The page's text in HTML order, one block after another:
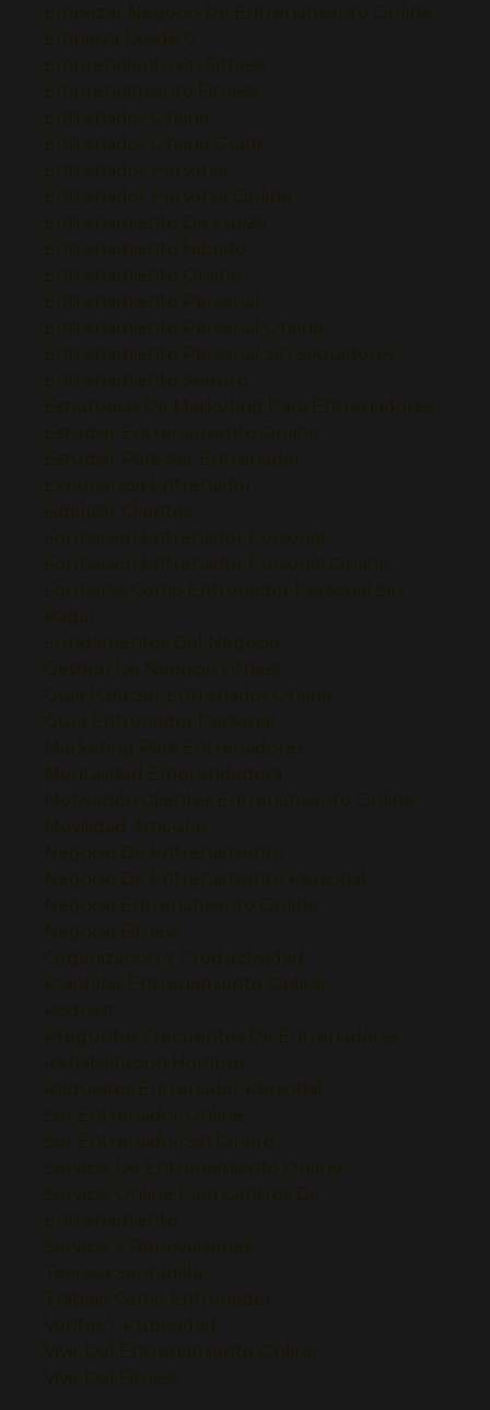
Empezar Negocio De Entrenamiento Online
Empieza Desde 0
Emprendiento En Fitness
Emprendimiento Fitness
Entrenador Online
Entrenador Online Gratis
Entrenador Personal
Entrenador Personal Online
Entrenamiento De Fueza
Entrenamiento Hibrido
Entrenamiento Online
Entrenamiento Personal
Entrenamiento Personal Online
Entrenamiento Personal Sin Seguidores
Entrenamiento Seguro
Estrategias De Marketing Para Entrenadores
Estudiar Entrenamiento Online
Estudiar Para Ser Entrenador
Experiencia Entrenador
Fidelizar Clientes
Formación Entrenador Personal
Formación Entrenador Personal Online
Formarse Como Entrenador Personal Sin
Pagar
Fundamentos Del Negocio
Gestión De Negocio Fitness
Guia Para Ser Entrenador Online
Guía Entrenador Personal
Marketing Para Entrenadores
Mentalidad Emprendedora
Motivación Clientes Entrenamiento Online
Movilidad Articular
Negocio De Entrenamiento
Negocio De Entrenamiento Personal
Negocio Entrenamiento Online
Negocio Fitness
Organización Y Productividad
Plantillas Entrenamiento Online
Podcast
Preguntas Frecuentes De Entrenadores
Rehabilitacion Hombro
Requisitos Entrenador Personal
Ser Entrenador Online
Ser Entrenador Sin Dinero
Servicio De Entrenamiento Online
Servicio Online Para Centros De
Entrenamiento
Servicio Y Renovaciones
Tecnica Sentadilla
Trabajo Como Entrenador
Ventas Y Publicidad
Vivir Del Entrenamiento Online
Vivir Del Fitness